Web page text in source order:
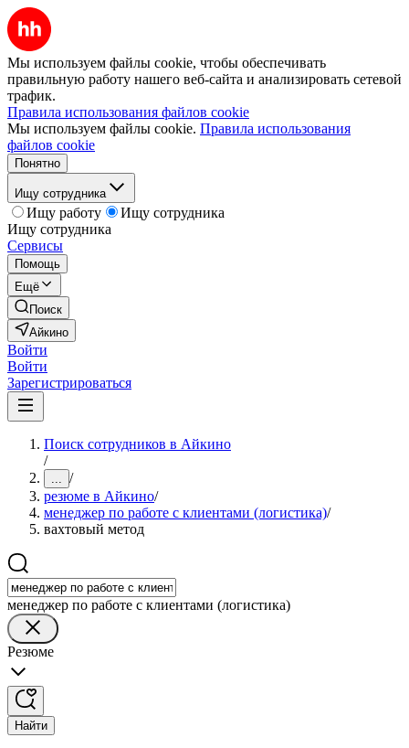
Мы используем файлы cookie, чтобы обеспечивать
правильную работу нашего веб-сайта и анализировать сетевой
трафик.
Правила использования файлов cookie
Мы используем файлы cookie. Правила использования
файлов cookie
Понятно
Ищу сотрудника
Ищу работу
Ищу сотрудника
Ищу сотрудника
Сервисы
Помощь
Ещё
Поиск
Айкино
Войти
Войти
Зарегистрироваться
Поиск сотрудников в Айкино
/
... /
резюме в Айкино/
менеджер по работе с клиентами (логистика)/
вахтовый метод
менеджер по работе с клиентами (логистика)
Резюме
Найти